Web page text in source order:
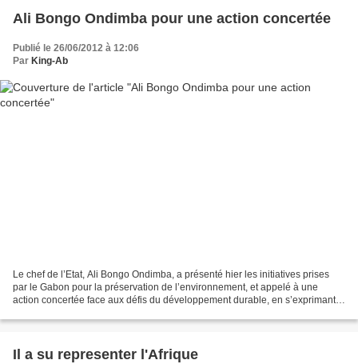
Ali Bongo Ondimba pour une action concertée
Publié le 26/06/2012 à 12:06
Par King-Ab
Le chef de l’Etat, Ali Bongo Ondimba, a présenté hier les initiatives prises
par le Gabon pour la préservation de l’environnement, et appelé à une
action concertée face aux défis du développement durable, en s’exprimant à
Il a su representer l'Afrique